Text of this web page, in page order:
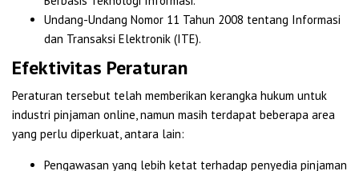
Undang-Undang Nomor 11 Tahun 2008 tentang Informasi
dan Transaksi Elektronik (ITE).
Efektivitas Peraturan
Peraturan tersebut telah memberikan kerangka hukum untuk
industri pinjaman online, namun masih terdapat beberapa area
yang perlu diperkuat, antara lain:
Pengawasan yang lebih ketat terhadap penyedia pinjaman